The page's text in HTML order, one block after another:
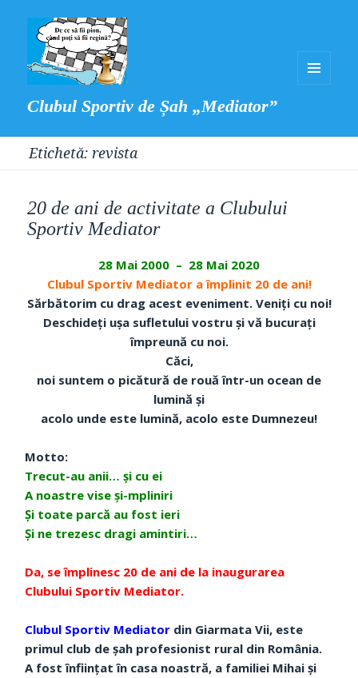
Clubul Sportiv de Șah „Mediator”
Etichetă: revista
20 de ani de activitate a Clubului
Sportiv Mediator
28 Mai 2000 – 28 Mai 2020
Clubul Sportiv Mediator a împlinit 20 de ani!
Sărbătorim cu drag acest eveniment. Veniți cu noi!
Deschideți ușa sufletului vostru și vă bucurați
împreună cu noi.
Căci,
noi suntem o picătură de rouă într-un ocean de
lumină și
acolo unde este lumină, acolo este Dumnezeu!
Motto:
Trecut-au anii… și cu ei
A noastre vise și-mpliniri
Și toate parcă au fost ieri
Și ne trezesc dragi amintiri…
Da, se împlinesc 20 de ani de la inaugurarea
Clubului Sportiv Mediator.
Clubul Sportiv Mediator din Giarmata Vii, este
primul club de şah profesionist rural din România.
A fost înfiinţat în casa noastră, a familiei Mihai şi